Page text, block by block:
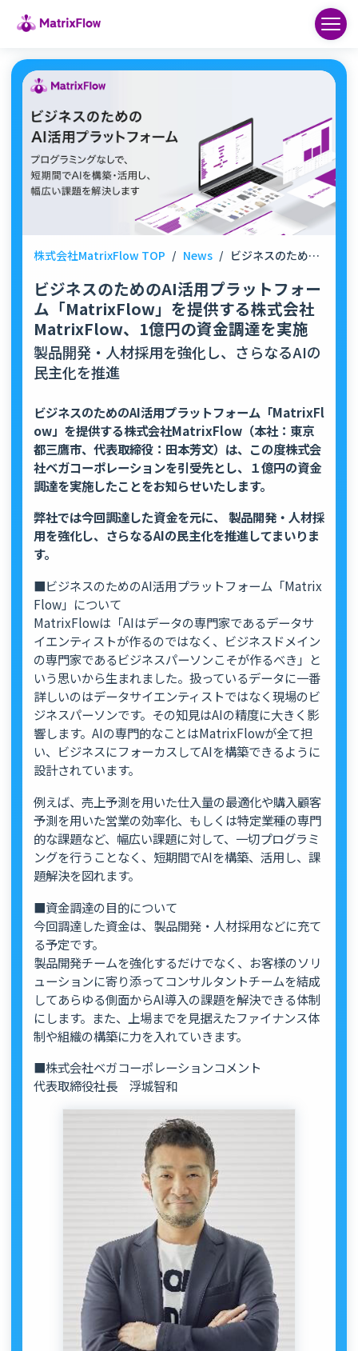
株式会社MatrixFlow TOP / News / ビジネスのためのAI活用プラットフォーム「MatrixFlow」を提供する株式会社MatrixFlow、1億円の資金調達を実施
ビジネスのためのAI活用プラットフォー
ム「MatrixFlow」を提供する株式会社
MatrixFlow、1億円の資金調達を実施
製品開発・人材採用を強化し、さらなるAIの
民主化を推進
ビジネスのためのAI活用プラットフォーム「MatrixFl
ow」を提供する株式会社MatrixFlow（本社：東京
都三鷹市、代表取締役：田本芳文）は、この度株式会
社ベガコーポレーションを引受先とし、１億円の資金
調達を実施したことをお知らせいたします。
弊社では今回調達した資金を元に、 製品開発・人材採
用を強化し、さらなるAIの民主化を推進してまいりま
す。
■ビジネスのためのAI活用プラットフォーム「Matrix
Flow」について
MatrixFlowは「AIはデータの専門家であるデータサ
イエンティストが作るのではなく、ビジネスドメイン
の専門家であるビジネスパーソンこそが作るべき」と
いう思いから生まれました。扱っているデータに一番
詳しいのはデータサイエンティストではなく現場のビ
ジネスパーソンです。その知見はAIの精度に大きく影
響します。AIの専門的なことはMatrixFlowが全て担
い、ビジネスにフォーカスしてAIを構築できるように
設計されています。
例えば、売上予測を用いた仕入量の最適化や購入顧客
予測を用いた営業の効率化、もしくは特定業種の専門
的な課題など、幅広い課題に対して、一切プログラミ
ングを行うことなく、短期間でAIを構築、活用し、課
題解決を図れます。
■資金調達の目的について
今回調達した資金は、製品開発・人材採用などに充て
る予定です。
製品開発チームを強化するだけでなく、お客様のソリ
ューションに寄り添ってコンサルタントチームを結成
してあらゆる側面からAI導入の課題を解決できる体制
にします。また、上場までを見据えたファイナンス体
制や組織の構築に力を入れていきます。
■株式会社ベガコーポレーションコメント
代表取締役社長 浮城智和